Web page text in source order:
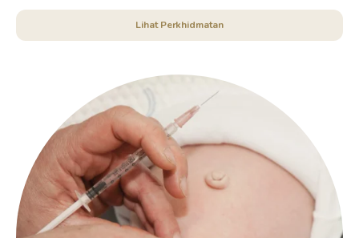
Lihat Perkhidmatan